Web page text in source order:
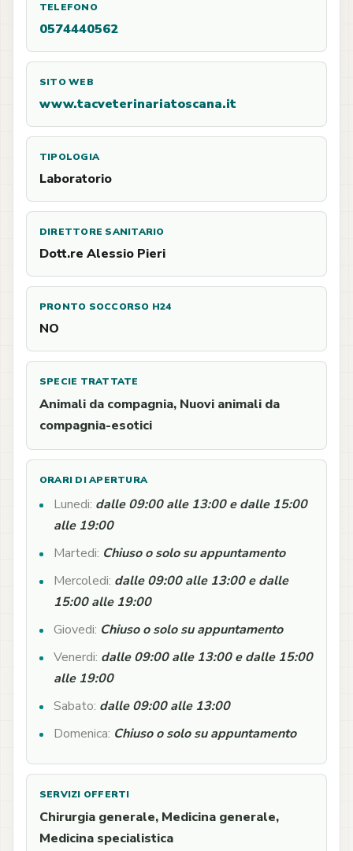
TELEFONO
0574440562
SITO WEB
www.tacveterinariatoscana.it
TIPOLOGIA
Laboratorio
DIRETTORE SANITARIO
Dott.re Alessio Pieri
PRONTO SOCCORSO H24
NO
SPECIE TRATTATE
Animali da compagnia, Nuovi animali da
compagnia-esotici
ORARI DI APERTURA
Lunedi: dalle 09:00 alle 13:00 e dalle 15:00
alle 19:00
Martedi: Chiuso o solo su appuntamento
Mercoledi: dalle 09:00 alle 13:00 e dalle
15:00 alle 19:00
Giovedi: Chiuso o solo su appuntamento
Venerdi: dalle 09:00 alle 13:00 e dalle 15:00
alle 19:00
Sabato: dalle 09:00 alle 13:00
Domenica: Chiuso o solo su appuntamento
SERVIZI OFFERTI
Chirurgia generale, Medicina generale,
Medicina specialistica